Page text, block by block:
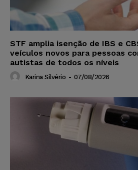
STF amplia isenção de IBS e
veículos novos para pessoas
autistas de todos os níveis
Karina Silvério - 07/08/2026